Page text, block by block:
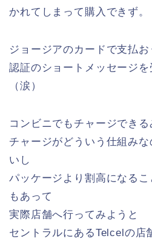
かれてしまって購入できず。
ジョージアのカードで支払お
認証のショートメッセージ
（涙）
コンビニでもチャージでき
チャージがどういう仕組み
いし
パッケージより割高になる
もあって
実際店舗へ行ってみようと
セントラルにあるTelcelの店